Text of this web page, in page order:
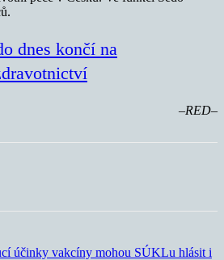
dnes končí na
–RED–
účinky vakcíny mohou SÚKLu hlásit i